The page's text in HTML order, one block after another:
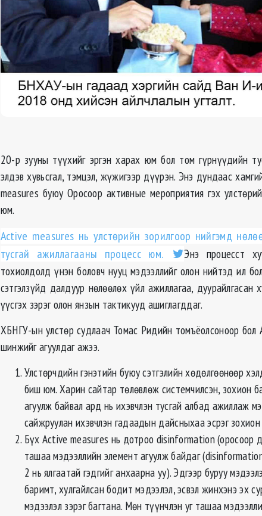
20-р зууны түүхийг эргэн харах юм бол том гүрнүүдийн
элдэв хувьсгал, тэмцэл, жүжигээр дүүрэн. Энэ дундаас
measures буюу Оросоор активные мероприятия гэх
юм.
Active measures нь улстөрийн зорилгоор нийгэмд
тусгай ажиллагааны процесс юм.
Энэ процесст
тохиолдолд үнэн боловч нууц мэдээллийг олон нийтэд ил
сэтгэлзүйд далдуур нөлөөлөх үйл ажиллагаа, дуурайлгасан
үүсгэх зэрэг олон янзын тактикууд ашиглагддаг.
ХБНГУ-ын улстөр судлаач Томас Ридийн томъёолсоноор бол
шинжийг агуулдаг ажээ.
Улстөрчдийн гэнэтийн буюу сэтгэлийн хөдөлгөөнөөр
биш юм. Харин сайтар төлөвлөж системчилсэн, зохион
агуулж байвал ард нь ихэвчлэн тусгай албад ажиллаж
сайжруулан ихэвчлэн гадаадын дайсныхаа эсрэг зохион
Бүх Active measures нь дотроо disinformation (оросоор
ташаа мэдээллийн элемент агуулж байдаг
2 нь ялгаатай гэдгийг анхаарна уу). Эдгээр буруу
баримт, хулгайлсан бодит мэдээлэл, эсвэл жинхэнэ эх
мэдээлэл зэрэг багтана. Мөн түүнчлэн уг ташаа